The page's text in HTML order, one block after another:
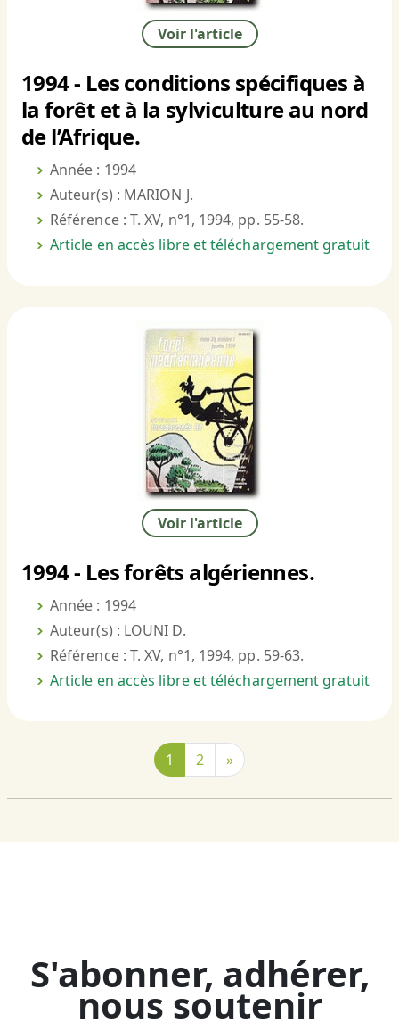
Voir l'article
1994 - Les conditions spécifiques à
la forêt et à la sylviculture au nord
de l’Afrique.
Année : 1994
Auteur(s) : MARION J.
Référence : T. XV, n°1, 1994, pp. 55-58.
Article en accès libre et téléchargement gratuit
Voir l'article
1994 - Les forêts algériennes.
Année : 1994
Auteur(s) : LOUNI D.
Référence : T. XV, n°1, 1994, pp. 59-63.
Article en accès libre et téléchargement gratuit
1 2 »
S'abonner, adhérer,
nous soutenir